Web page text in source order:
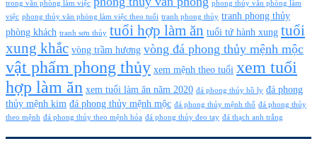
trong văn phòng làm việc
phong thủy văn phòng làm
việc phong thủy văn phòng làm việc theo tuổi tranh phong thủy tranh phong thủy
phòng khách tranh sơn thủy tuổi hợp làm ăn tuổi tứ hành xung tuổi
xung khắc vòng trầm hương vòng đá phong thủy mệnh mộc
vật phẩm phong thủy xem mệnh theo tuổi xem tuổi
hợp làm ăn xem tuổi làm ăn năm 2020 đá phong thủy hồ ly đá phong
thủy mệnh kim đá phong thủy mệnh mộc đá phong thủy mệnh thổ đá phong thủy
theo mệnh đá phong thủy theo mệnh hỏa đá phong thủy đeo tay đá thạch anh trắng